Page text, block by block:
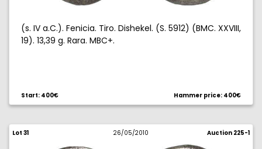
(s. IV a.C.). Fenicia. Tiro. Dishekel. (S. 5912) (BMC. XXVIII,
19). 13,39 g. Rara. MBC+.
Start: 400€ Hammer price: 400€
Lot 31 26/05/2010 Auction 225-1